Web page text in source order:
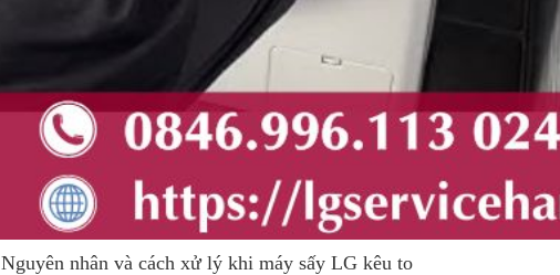
Nguyên nhân và cách xử lý khi máy sấy LG kêu to